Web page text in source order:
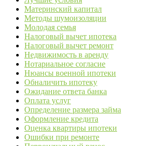
Материнский капитал
Методы шумоизоляции
Молодая семья
Налоговый вычет ипотека
Налоговый вычет ремонт
Недвижимость в аренду
Нотариальное согласие
Нюансы военной ипотеки
Обналичить ипотеку
Ожидание ответа банка
Оплата услуг
Определение размера займа
Оформление кредита
Оценка квартиры ипотеки
Ошибки при ремонте